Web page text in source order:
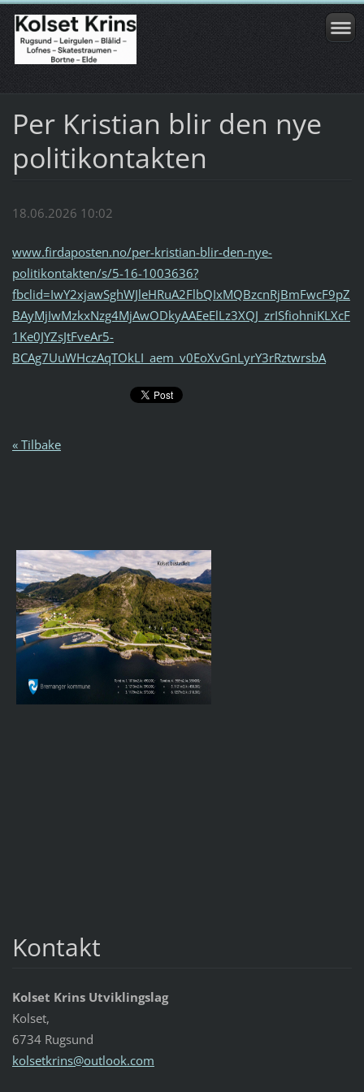
Per Kristian blir den nye
politikontakten
18.06.2026 10:02
www.firdaposten.no/per-kristian-blir-den-nye-
politikontakten/s/5-16-1003636?
fbclid=IwY2xjawSghWJleHRuA2FlbQIxMQBzcnRjBmFwcF9pZ
BAyMjIwMzkxNzg4MjAwODkyAAEeElLz3XQJ_zrISfiohniKLXcF
1Ke0JYZsJtFveAr5-
BCAg7UuWHczAqTOkLI_aem_v0EoXvGnLyrY3rRztwrsbA
« Tilbake
Kontakt
Kolset Krins Utviklingslag
Kolset,
6734 Rugsund
kolsetkrins@outlook.com